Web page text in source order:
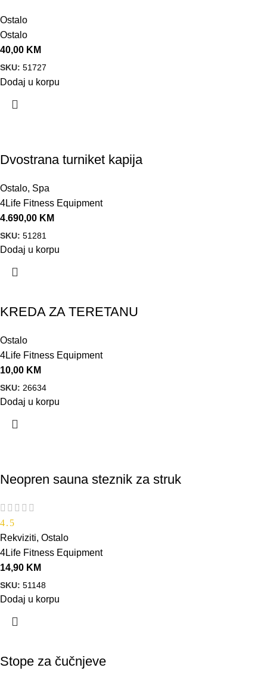
Ostalo
Ostalo
40,00 KM
SKU: 51727
Dodaj u korpu
Dvostrana turniket kapija
Ostalo, Spa
4Life Fitness Equipment
4.690,00 KM
SKU: 51281
Dodaj u korpu
KREDA ZA TERETANU
Ostalo
4Life Fitness Equipment
10,00 KM
SKU: 26634
Dodaj u korpu
Neopren sauna steznik za struk
4.5
Rekviziti, Ostalo
4Life Fitness Equipment
14,90 KM
SKU: 51148
Dodaj u korpu
Stope za čučnjeve